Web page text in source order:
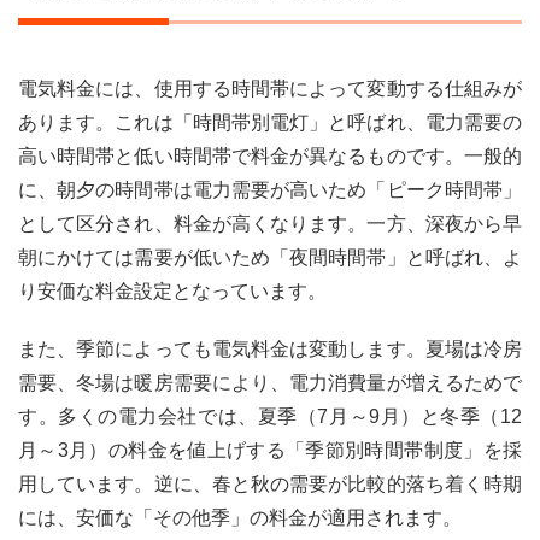
時間
帯を
して
電気
節約
3
家電
の使
けで
大幅
電力
自由
電気料金には、使用する時間帯によって変動する仕組みが
あります。これは「時間帯別電灯」と呼ばれ、電力需要の
高い時間帯と低い時間帯で料金が異なるものです。一般的
に、朝夕の時間帯は電力需要が高いため「ピーク時間帯」
として区分され、料金が高くなります。一方、深夜から早
朝にかけては需要が低いため「夜間時間帯」と呼ばれ、よ
り安価な料金設定となっています。
また、季節によっても電気料金は変動します。夏場は冷房
需要、冬場は暖房需要により、電力消費量が増えるためで
す。多くの電力会社では、夏季（7月～9月）と冬季（12
月～3月）の料金を値上げする「季節別時間帯制度」を採
用しています。逆に、春と秋の需要が比較的落ち着く時期
には、安価な「その他季」の料金が適用されます。